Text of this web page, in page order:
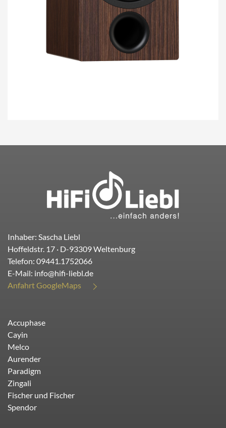
Inhaber: Sascha Liebl
Hoffeldstr. 17 · D-93309Weltenburg
Telefon: 09441.1752066
E-Mail: info@hifi-liebl.de
Anfahrt GoogleMaps
Accuphase
Cayin
Melco
Aurender
Paradigm
Zingali
Fischer und Fischer
Spendor